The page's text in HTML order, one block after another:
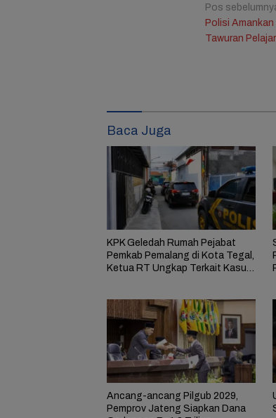
Navigasi
pos
Pos
Polisi
Tawuran
Baca Juga
KPK Geledah Rumah Pejabat
Pemkab Pemalang di Kota Tegal,
Ketua RT Ungkap Terkait Kasus
Ancang-ancang Pilgub 2029,
Pemprov Jateng Siapkan Dana